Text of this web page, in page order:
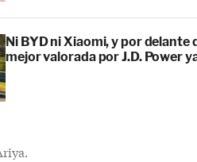
Ni BYD ni Xiaomi, y por delante
mejor valorada por J.D. Power